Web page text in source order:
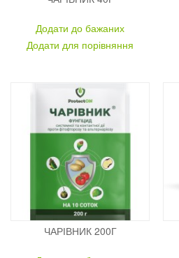
Додати до бажаних
Додати для порівняння
ЧАРІВНИК 200Г